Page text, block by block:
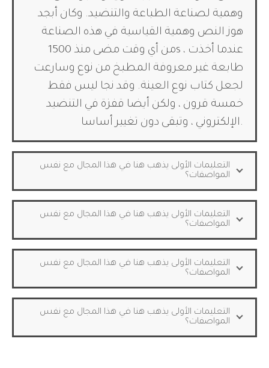
وهمية لصناعة الطباعة والتنضيد. وكان أبجد
هوز النص وهمية القياسية في هذه الصناعة
من أي وقت مضى منذ 1500s ، عندما أخذت
طابعة غير معروفة المطبخ من نوع وسارعت
لجعل كتاب نوع العينة. وقد نجا ليس فقط
خمسة قرون ، ولكن أيضا قفزة في التنضيد
الإلكتروني ، وتبقى دون تغيير أساسا.
التعليمات الأولى يذهب هنا في هذا المجال مع نفس
المواصفات؟
التعليمات الأولى يذهب هنا في هذا المجال مع نفس
المواصفات؟
التعليمات الأولى يذهب هنا في هذا المجال مع نفس
المواصفات؟
التعليمات الأولى يذهب هنا في هذا المجال مع نفس
المواصفات؟